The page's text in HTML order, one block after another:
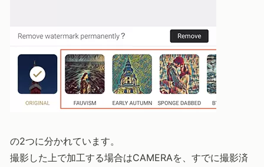
の2つに分かれています。
撮影した上で加工する場合はCAMERAを、すでに撮影済